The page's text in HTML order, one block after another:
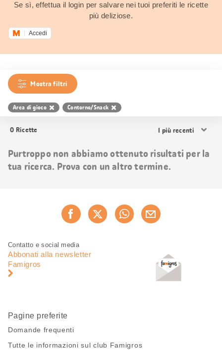
Se sì, effettua il login per salvare nei tuoi preferiti le ricette
più deliziose.
Accedi
Mostra filtri
Area di gioco Contorno/Snack
0 Ricette
i
Purtroppo non abbiamo ottenuto risultati per la
tua ricerca. Prova con un altro termine.
Consiglia ora
Piè
pagina
Navigazione
pagina
Contatto e social media
Abbonati alla newsletter
Famigros
Pagine preferite
Domande frequenti
Tutte le informazioni sul club Famigros